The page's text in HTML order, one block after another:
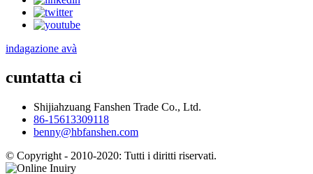
indagazione avà
cuntatta ci
Shijiahzuang Fanshen Trade Co., Ltd.
86-15613309118
benny@hbfanshen.com
© Copyright - 2010-2020: Tutti i diritti riservati.